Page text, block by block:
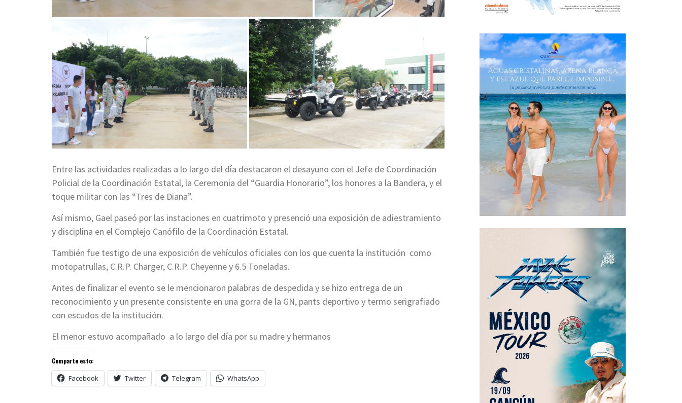
Entre las actividades realizadas a lo largo del día destacaron el desayuno con el Jefe de Coordinación
Policial de la Coordinación Estatal, la Ceremonia del “Guardia Honorario”, los honores a la Bandera, y el
toque militar con las “Tres de Diana”.
Así mismo, Gael paseó por las instaciones en cuatrimoto y presenció una exposición de adiestramiento
y disciplina en el Complejo Canófilo de la Coordinación Estatal.
También fue testigo de una exposición de vehículos oficiales con los que cuenta la institución como
motopatrullas, C.R.P. Charger, C.R.P. Cheyenne y 6.5 Toneladas.
Antes de finalizar el evento se le mencionaron palabras de despedida y se hizo entrega de un
reconocimiento y un presente consistente en una gorra de la GN, pants deportivo y termo serigrafiado
con escudos de la institución.
El menor estuvo acompañado a lo largo del día por su madre y hermanos
Comparte esto:
Facebook Twitter Telegram WhatsApp